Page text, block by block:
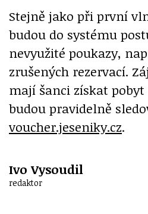
Stejně jako při první
budou do systému
nevyužité poukazy,
zrušených rezervací.
mají šanci získat pobyt
budou pravidelně
voucher.jeseniky.cz.
Ivo Vysoudil
redaktor